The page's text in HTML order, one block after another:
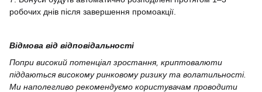
робочих днів після завершення промоакції.
Відмова від відповідальності
Попри високий потенціал зростання, криптовалюти
піддаються високому ринковому ризику та волатильності.
Ми наполегливо рекомендуємо користувачам проводити